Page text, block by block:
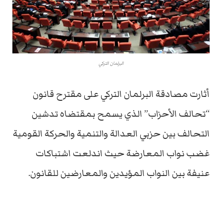
البرلمان التركي
أثارت مصادقة البرلمان التركي على مقترح قانون
“تحالف الأحزاب” الذي يسمح بمقتضاه تدشين
التحالف بين حزبي العدالة والتنمية والحركة القومية
غضب نواب المعارضة حيث اندلعت اشتباكات
عنيفة بين النواب المؤيدين والمعارضين للقانون.